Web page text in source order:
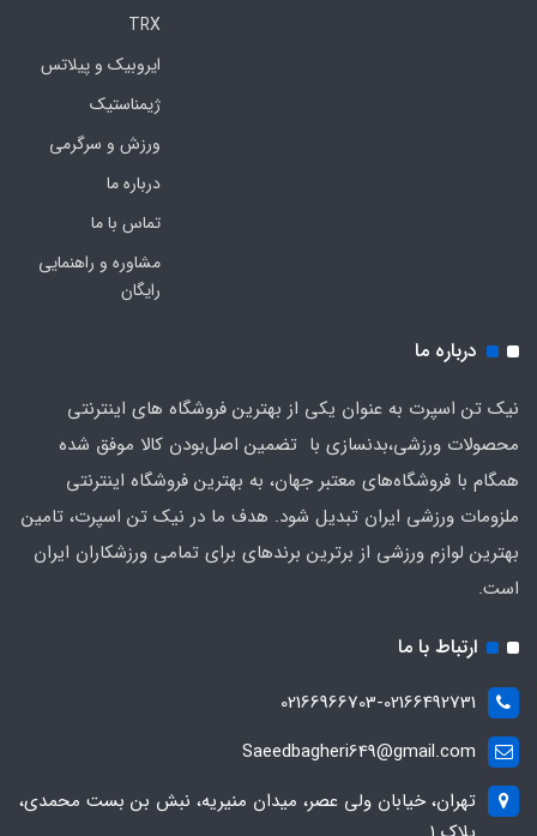
TRX
ایروبیک و پیلاتس
ژیمناستیک
ورزش و سرگرمی
درباره ما
تماس با ما
مشاوره و راهنمایی
رایگان
درباره ما
نیک تن اسپرت به عنوان یکی از بهترین فروشگاه های اینترنتی
محصولات ورزشی،بدنسازی با تضمین اصل‌بودن کالا موفق شده
همگام با فروشگاه‌های معتبر جهان، به بهترین فروشگاه اینترنتی
ملزومات ورزشی ایران تبدیل شود. هدف ما در نیک تن اسپرت، تامین
بهترین لوازم ورزشی از برترین برندهای برای تمامی ورزشکاران ایران
است.
ارتباط با ما
02166966703-02166492731
Saeedbagheri649@gmail.com
تهران، خیابان ولی عصر، میدان منیریه، نبش بن بست محمدی،